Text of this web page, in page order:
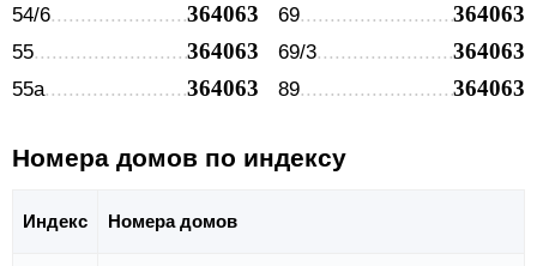
54/6 364063
55 364063
55а 364063
69 364063
69/3 364063
89 364063
Номера домов по индексу
Индекс Номера домов